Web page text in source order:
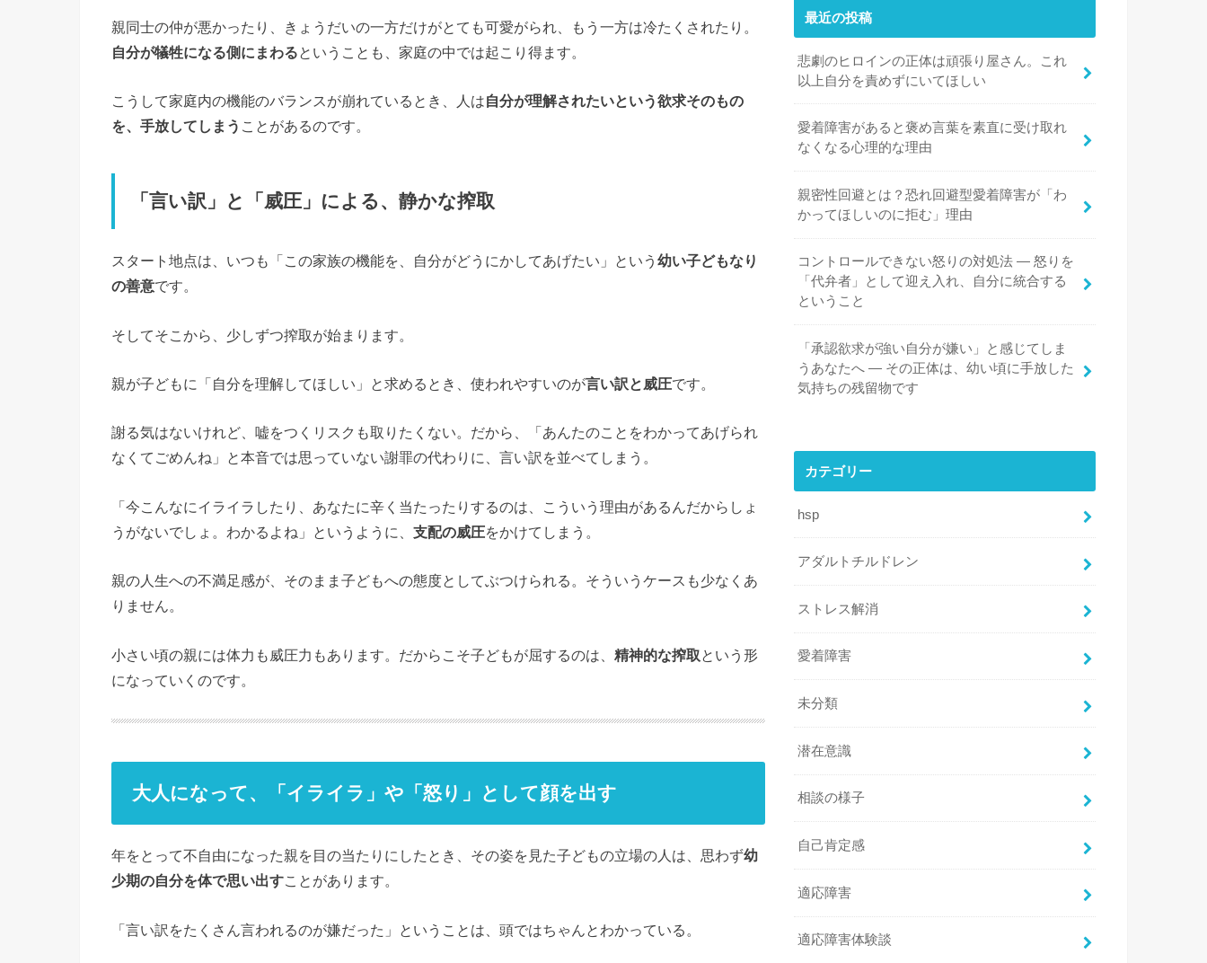
親同士の仲が悪かったり、きょうだいの一方だけがとても可愛がられ、もう一方は冷たくされたり。
自分が犠牲になる側にまわるということも、家庭の中では起こり得ます。
こうして家庭内の機能のバランスが崩れているとき、人は自分が理解されたいという欲求そのもの
を、手放してしまう ことがあるのです。
「言い訳」と「威圧」による、静かな搾取
スタート地点は、いつも「この家族の機能を、自分がどうにかしてあげたい」という 幼い子どもなり
の善意です。
そしてそこから、少しずつ搾取が始まります。
親が子どもに「自分を理解してほしい」と求めるとき、使われやすいのが言い訳と威圧です。
謝る気はないけれど、嘘をつくリスクも取りたくない。だから、「あんたのことをわかってあげられ
なくてごめんね」と本音では思っていない謝罪の代わりに、言い訳を並べてしまう。
「今こんなにイライラしたり、あなたに辛く当たったりするのは、こういう理由があるんだからしょ
うがないでしょ。わかるよね」というように、 支配の威圧をかけてしまう。
親の人生への不満足感が、そのまま子どもへの態度としてぶつけられる。そういうケースも少なくあ
りません。
小さい頃の親には体力も威圧力もあります。だからこそ子どもが屈するのは、 精神的な搾取 という形
になっていくのです。
大人になって、「イライラ」や「怒り」として顔を出す
年をとって不自由になった親を目の当たりにしたとき、その姿を見た子どもの立場の人は、思わず幼
少期の自分を体で思い出すことがあります。
「言い訳をたくさん言われるのが嫌だった」ということは、頭ではちゃんとわかっている。
最近の投稿
悲劇のヒロインの正体は頑張り屋さん。これ
以上自分を責めずにいてほしい
愛着障害があると褒め言葉を素直に受け取れ
なくなる心理的な理由
親密性回避とは？恐れ回避型愛着障害が「わ
かってほしいのに拒む」理由
コントロールできない怒りの対処法 ― 怒りを
「代弁者」として迎え入れ、自分に統合する
ということ
「承認欲求が強い自分が嫌い」と感じてしま
うあなたへ ― その正体は、幼い頃に手放した
気持ちの残留物です
カテゴリー
hsp
アダルトチルドレン
ストレス解消
愛着障害
未分類
潜在意識
相談の様子
自己肯定感
適応障害
適応障害体験談